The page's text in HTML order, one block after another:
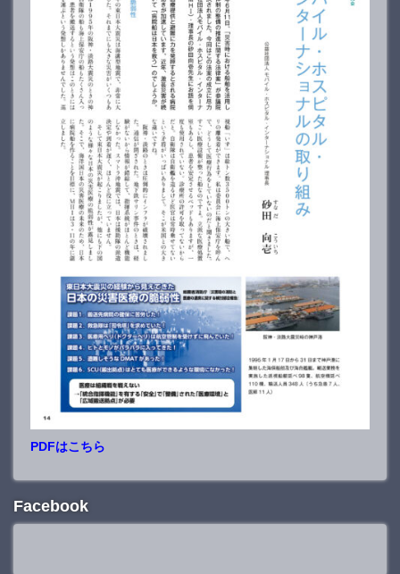
PDFはこちら
Facebook